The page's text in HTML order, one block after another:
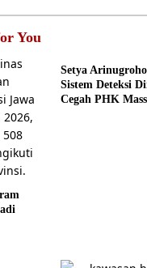
You
Setya
Sistem Deteksi
Cegah PHK